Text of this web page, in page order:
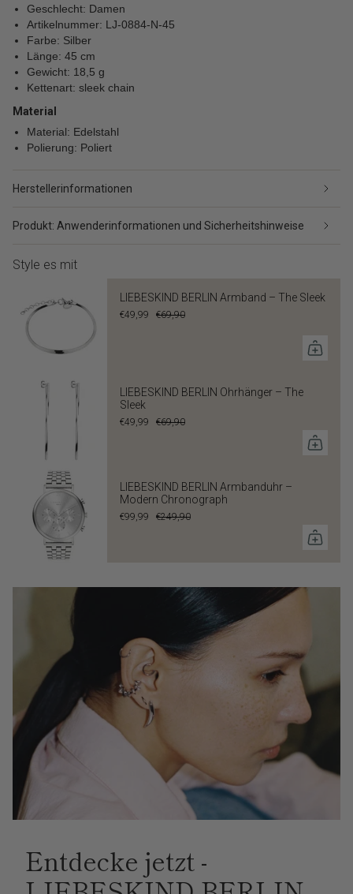
quantity
"maximum_of"=>"Maximum
von
{{
quantity
}}"}
Geschlecht: Damen
Artikelnummer: LJ-0884-N-45
Farbe: Silber
Länge: 45 cm
Gewicht: 18,5 g
Kettenart: sleek chain
Material
Material: Edelstahl
Polierung: Poliert
Herstellerinformationen
Produkt: Anwenderinformationen und Sicherheitshinweise
Style es mit
LIEBESKIND BERLIN Armband – The Sleek
€49,99 €69,90
LIEBESKIND BERLIN Ohrhänger – The
Sleek
€49,99 €69,90
LIEBESKIND BERLIN Armbanduhr –
Modern Chronograph
€99,99 €249,90
Entdecke jetzt -